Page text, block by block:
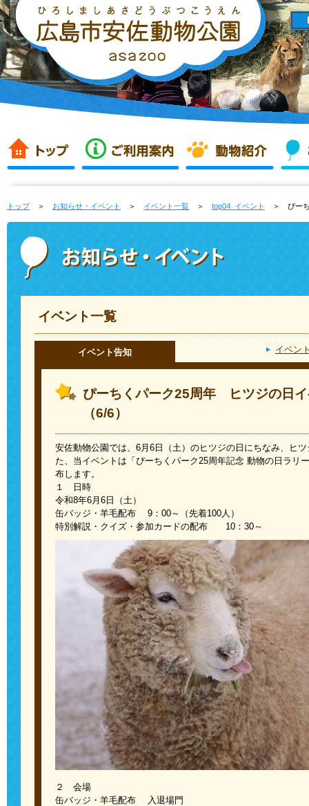
トップ＞ お知らせ・イベント ＞ イベント一覧 ＞ top04_イベント ＞ ぴーち
イベント一覧
イベン
イベント告知
ぴーちくパーク25周年 ヒツジの日
（6/6）
安佐動物公園では、 6月 6 日（土）のヒツジの日にちなみ、ヒ
た、当イベントは「ぴーちくパーク25周年記念 動物の日ラリ
布します。
１ 日時
令和8年6月6日（土）
缶バッジ・羊毛配布
9 ： 00～（先着100人）
特別解説・クイズ・参加カードの配布 10： 30～
２ 会場
缶バッジ・羊毛配布 入退場門